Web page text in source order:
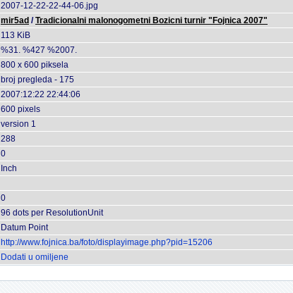
2007-12-22-22-44-06.jpg
mir5ad /Tradicionalni malonogometni Bozicni turnir "Fojnica 2007"
113 KiB
%31. %427 %2007.
800 x 600 piksela
broj pregleda - 175
2007:12:22 22:44:06
600 pixels
version 1
288
0
Inch
0
96 dots per ResolutionUnit
Datum Point
http://www.fojnica.ba/foto/displayimage.php?pid=15206
Dodati u omiljene